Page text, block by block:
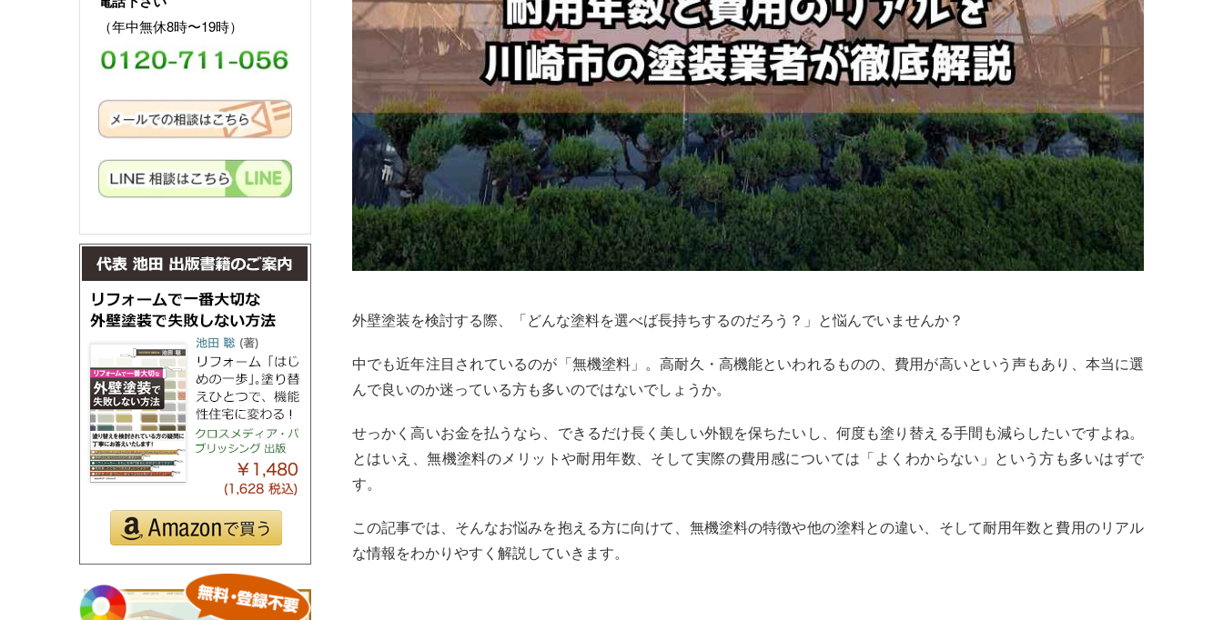
外壁塗装を検討する際、「どんな塗料を選べば長持ちするのだろう？」と悩んでいませんか？
中でも近年注目されているのが「無機塗料」。高耐久・高機能といわれるものの、費用が高いという声もあり、本当に選
んで良いのか迷っている方も多いのではないでしょうか。
せっかく高いお金を払うなら、できるだけ長く美しい外観を保ちたいし、何度も塗り替える手間も減らしたいですよね。
とはいえ、無機塗料のメリットや耐用年数、そして実際の費用感については「よくわからない」という方も多いはずで
す。
この記事では、そんなお悩みを抱える方に向けて、無機塗料の特徴や他の塗料との違い、そして耐用年数と費用のリアル
な情報をわかりやすく解説していきます。
（年中無休8時〜19時）